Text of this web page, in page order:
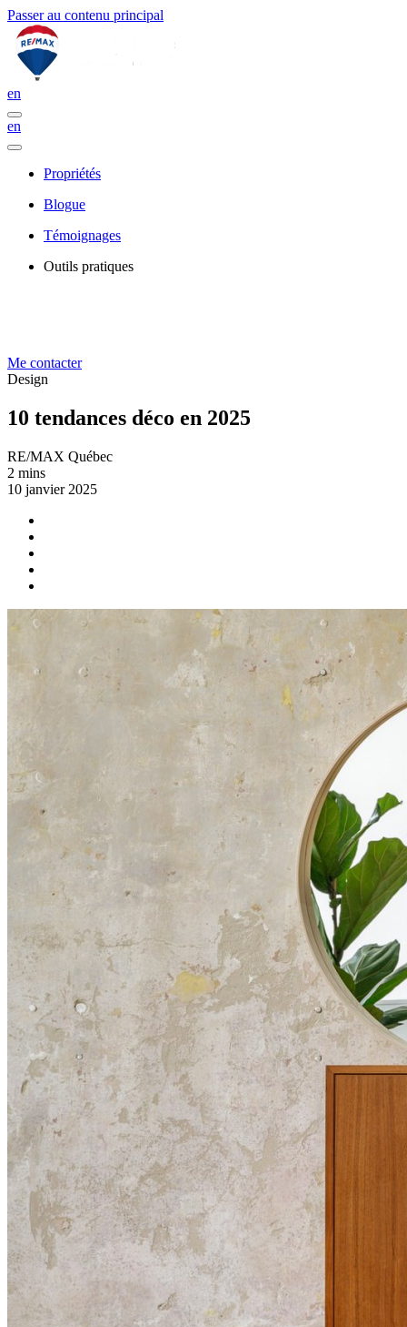
Passer au contenu principal
en
en
Propriétés
Blogue
Témoignages
Outils pratiques
Me contacter
Design
10 tendances déco en 2025
RE/MAX Québec
2 mins
10 janvier 2025